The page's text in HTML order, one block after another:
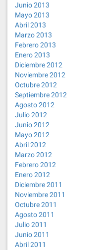
Junio 2013
Mayo 2013
Abril 2013
Marzo 2013
Febrero 2013
Enero 2013
Diciembre 2012
Noviembre 2012
Octubre 2012
Septiembre 2012
Agosto 2012
Julio 2012
Junio 2012
Mayo 2012
Abril 2012
Marzo 2012
Febrero 2012
Enero 2012
Diciembre 2011
Noviembre 2011
Octubre 2011
Agosto 2011
Julio 2011
Junio 2011
Abril 2011